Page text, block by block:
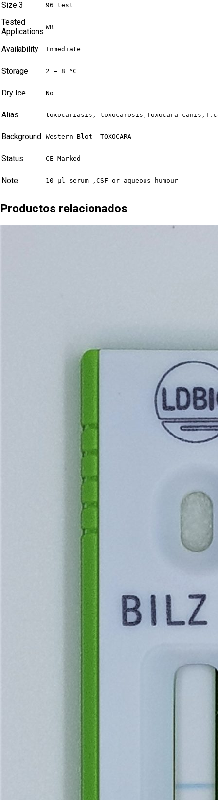
Size 3 96 test
Tested
Applications WB
Availability Inmediate
Storage 2 – 8 °C
Dry Ice No
Alias toxocariasis, toxocarosis,Toxocara
Background Western Blot  TOXOCARA
Status CE Marked
Note 10 µl serum ,CSF or aqueous humour
Productos relacionados